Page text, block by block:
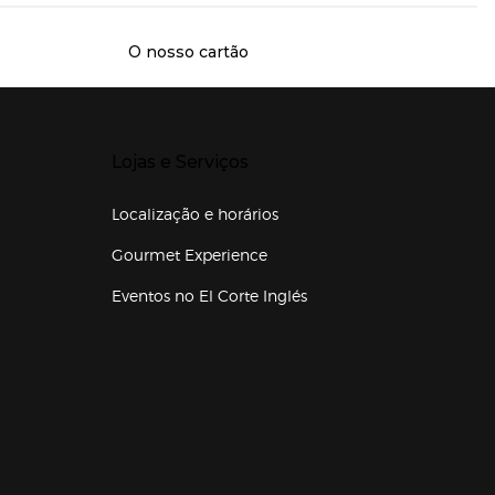
O nosso cartão
Localização e horários
Gourmet Experience
Eventos no El Corte Inglés